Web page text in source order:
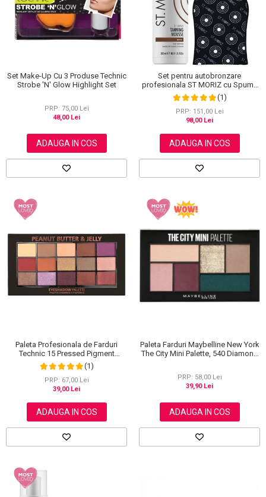
Set Make-Up Cu 3 Produse Technic
Strobe 'N' Glow Highlight Set
PRP: 75,00 Lei
48,00 Lei
ADAUGA IN COS
Set pentru autobronzare
profesionala ST MORIZ cu Spuma
Dark XL si Manusa
(1)
PRP: 151,00 Lei
98,00 Lei
ADAUGA IN COS
Paleta Profesionala de Farduri
Technic 15 Pressed Pigment
Palette, Peanut Butter & Jelly, 15
Culori, 30 g
(1)
PRP: 67,00 Lei
39,00 Lei
ADAUGA IN COS
Paleta Farduri Maybelline New York
The City Mini Palette, 540 Diamond
PRP: 58,00 Lei
39,90 Lei
ADAUGA IN COS